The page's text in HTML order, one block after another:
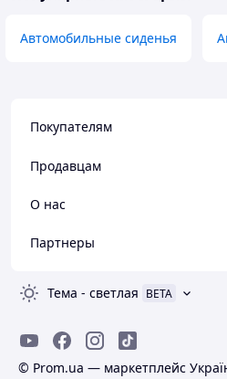
Автомобильные сиденья
Покупателям
Продавцам
О нас
Партнеры
Тема - светлая BETA
© Prom.ua — маркетплейс